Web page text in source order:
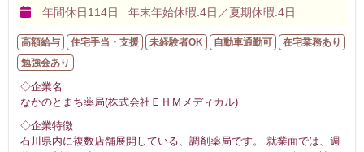
年間休日114日 年末年始休暇:4日／夏期休暇:4日
高額給与 住宅手当・支援 未経験者OK 自動車通勤可
在宅業務あり
勉強会あり
◇企業名
なかのとまち薬局(株式会社ＥＨＭメディカル)
◇企業特徴
石川県内に複数店舗展開している、調剤薬局です。 就業面では、週